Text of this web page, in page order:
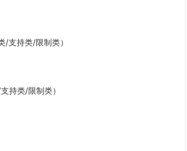
/支持类/限制类）
持类/限制类）